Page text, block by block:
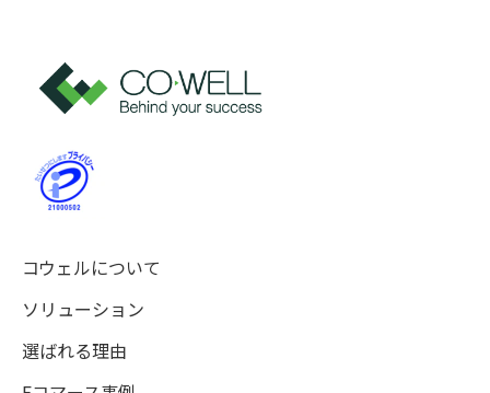
コウェルについて
ソリューション
選ばれる理由